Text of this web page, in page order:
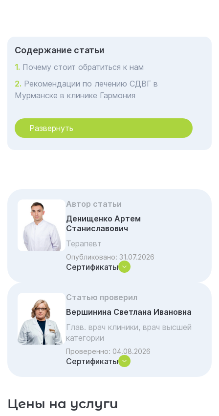
Cодержание статьи
Почему стоит обратиться к нам
Рекомендации по лечению СДВГ в
Мурманске в клинике Гармония
Лечение в Мурманске в клинике Гармония
Как адаптировать среду дома и в школе
Чек-лист: «Когда стоит пройти
диагностику?»
Отзывы об услуге «Лечение
гиперактивности»
Акции и скидки на лечение
Частые вопросы и ответы
Развернуть
Автор статьи
Денищенко Артем
Станиславович
Терапевт
Опубликовано: 31.07.2026
Сертификаты
Статью проверил
Вершинина Светлана Ивановна
Глав. врач клиники, врач высшей
категории
Проверенно: 04.08.2026
Сертификаты
Цены на услуги